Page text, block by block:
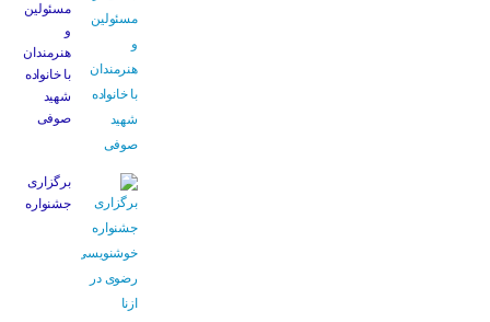
مسئولین
و
هنرمندان
با خانواده
شهید
صوفی
برگزاری
جشنواره